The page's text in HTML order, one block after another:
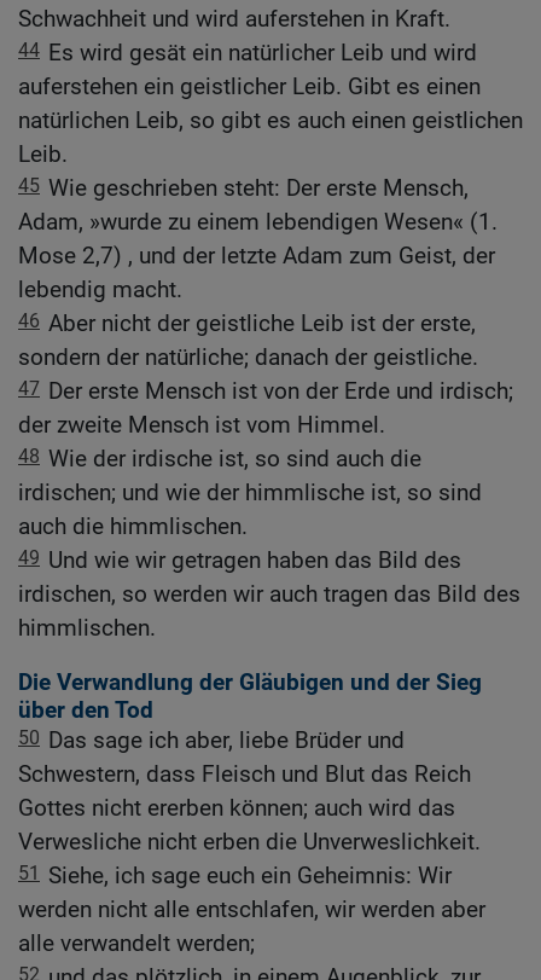
Schwachheit und wird auferstehen in Kraft.
44 Es wird gesät ein natürlicher Leib und wird
auferstehen ein geistlicher Leib. Gibt es einen
natürlichen Leib, so gibt es auch einen geistlichen
Leib.
45 Wie geschrieben steht: Der erste Mensch,
Adam, »wurde zu einem lebendigen Wesen« (1.
Mose 2,7) , und der letzte Adam zum Geist, der
lebendig macht.
46 Aber nicht der geistliche Leib ist der erste,
sondern der natürliche; danach der geistliche.
47 Der erste Mensch ist von der Erde und irdisch;
der zweite Mensch ist vom Himmel.
48 Wie der irdische ist, so sind auch die
irdischen; und wie der himmlische ist, so sind
auch die himmlischen.
49 Und wie wir getragen haben das Bild des
irdischen, so werden wir auch tragen das Bild des
himmlischen.
Die Verwandlung der Gläubigen und der Sieg
über den Tod
50 Das sage ich aber, liebe Brüder und
Schwestern, dass Fleisch und Blut das Reich
Gottes nicht ererben können; auch wird das
Verwesliche nicht erben die Unverweslichkeit.
51
Siehe, ich sage euch ein Geheimnis: Wir
werden nicht alle entschlafen, wir werden aber
alle verwandelt werden;
52